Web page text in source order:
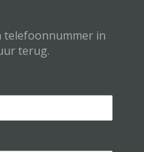
telefoonnummer in
terug.